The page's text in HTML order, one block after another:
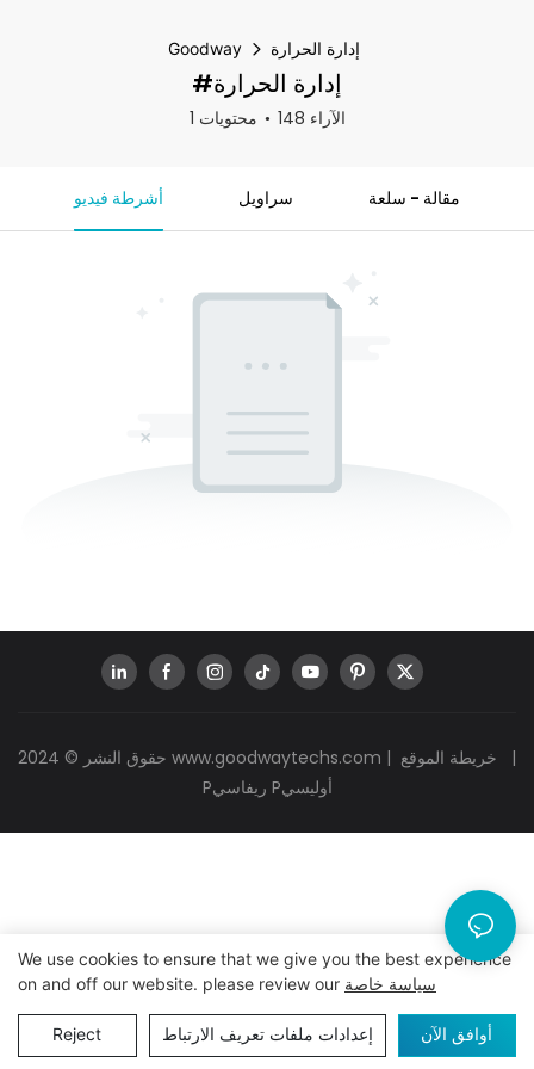
Goodway إدارة الحرارة
#إدارة الحرارة
1 محتويات 148 الآراء
أشرطة فيديو سراويل مقالة - سلعة
www.goodwaytechs.com |
|
Pريفاسي Pأوليسي
We use cookies to ensure that we give you the best experience
on and off our website. please review our سياسة خاصة
Reject إعدادات ملفات تعريف الارتباط أوافق الآن